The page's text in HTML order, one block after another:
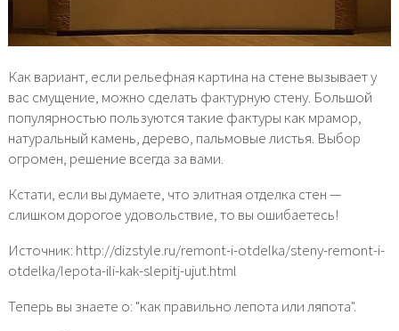
Как вариант, если рельефная картина на стене вызывает у
вас смущение, можно сделать фактурную стену. Большой
популярностью пользуются такие фактуры как мрамор,
натуральный камень, дерево, пальмовые листья. Выбор
огромен, решение всегда за вами.
Кстати, если вы думаете, что элитная отделка стен —
слишком дорогое удовольствие, то вы ошибаетесь!
Источник: http://dizstyle.ru/remont-i-otdelka/steny-remont-i-
otdelka/lepota-ili-kak-slepitj-ujut.html
Теперь вы знаете о: "как правильно лепота или ляпота".